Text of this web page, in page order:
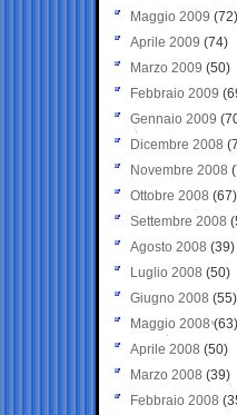
Maggio 2009 (72)
Aprile 2009 (74)
Marzo 2009 (50)
Febbraio 2009
Gennaio 2009
Dicembre 2008
Novembre 2008
Ottobre 2008 (67)
Settembre 2008
Agosto 2008 (39)
Luglio 2008 (50)
Giugno 2008 (55)
Maggio 2008(63)
Aprile 2008 (50)
Marzo 2008 (39)
Febbraio 2008